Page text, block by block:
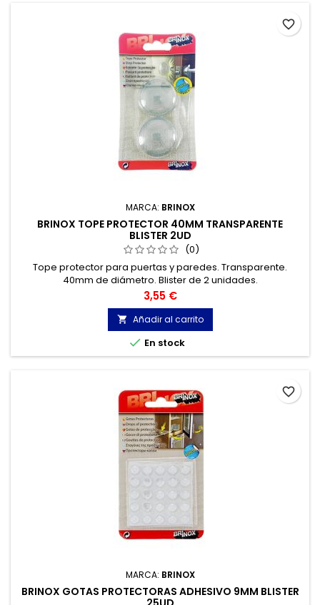
MARCA: BRINOX
BRINOX TOPE PROTECTOR 40MM TRANSPARENTE
BLISTER 2UD
(0)
Tope protector para puertas y paredes. Transparente.
40mm de diámetro. Blister de 2 unidades.
Precio
3,55 €
 Añadir al carrito
 En stock
favorite_border
MARCA: BRINOX
BRINOX GOTAS PROTECTORAS ADHESIVO 9MM BLISTER
favorite_border